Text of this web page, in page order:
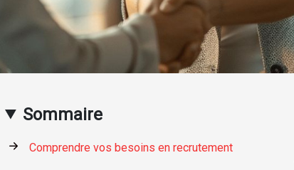
Sommaire
Comprendre vos besoins en recrutement